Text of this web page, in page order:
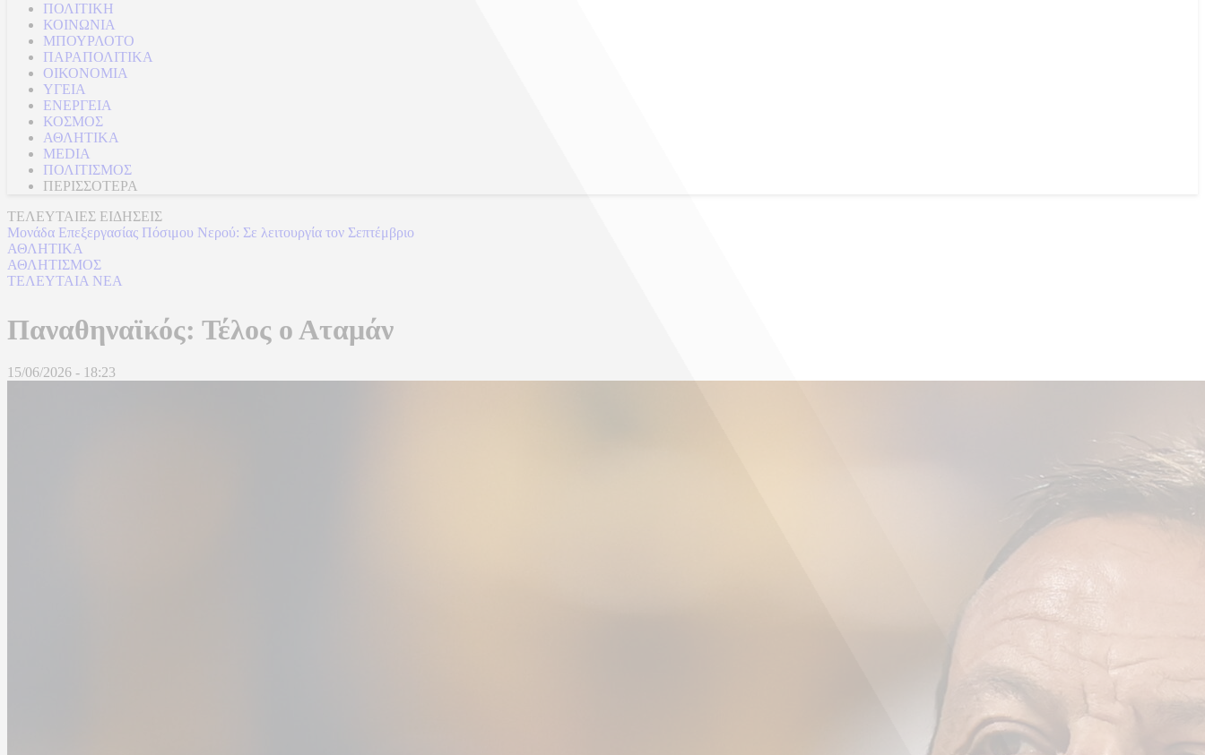
ΠΟΛΙΤΙΚΗ
ΚΟΙΝΩΝΙΑ
ΜΠΟΥΡΛΟΤΟ
ΠΑΡΑΠΟΛΙΤΙΚΑ
ΟΙΚΟΝΟΜΙΑ
ΥΓΕΙΑ
ΕΝΕΡΓΕΙΑ
ΚΟΣΜΟΣ
ΑΘΛΗΤΙΚΑ
MEDIA
ΠΟΛΙΤΙΣΜΟΣ
ΠΕΡΙΣΣΟΤΕΡΑ
ΤΕΛΕΥΤΑΙΕΣ ΕΙΔΗΣΕΙΣ
Μετρό Αθήνας: Ολοκληρώνονται πέντε μήνες νωρίτερα τα έργα
ΑΘΛΗΤΙΚΑ
ΑΘΛΗΤΙΣΜΟΣ
ΤΕΛΕΥΤΑΙΑ ΝΕΑ
Παναθηναϊκός: Τέλος ο Αταμάν
15/06/2026 - 18:23